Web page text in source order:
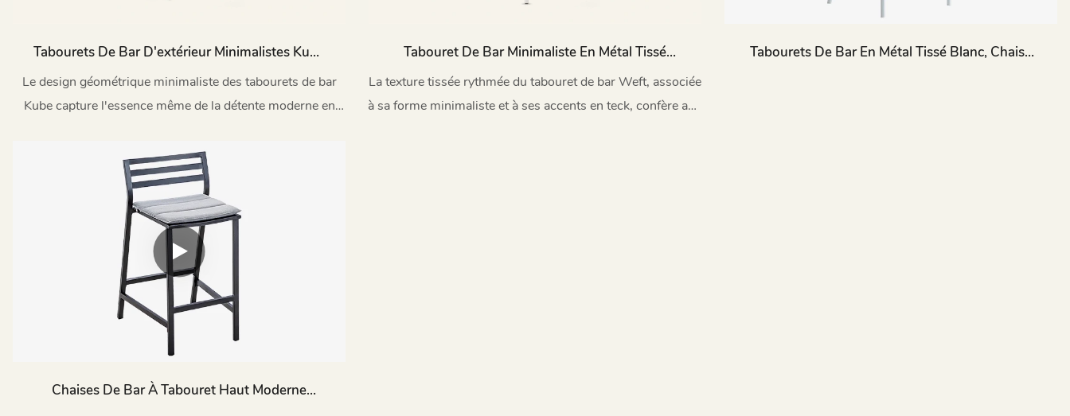
Tabourets De Bar D'extérieur Minimalistes Kube
Avec Dossiers En Métal HC13
Le design géométrique minimaliste des tabourets de bar
Kube capture l'essence même de la détente moderne en
Tabouret De Bar Minimaliste En Métal Tissé
Avec Dossier Pour Extérieur HC22
La texture tissée rythmée du tabouret de bar Weft, associée
à sa forme minimaliste et à ses accents en teck, confère aux
Tabourets De Bar En Métal Tissé Blanc, Chaise
Chaises De Bar À Tabouret Haut Moderne